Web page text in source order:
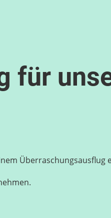
für
Überraschungsausflug